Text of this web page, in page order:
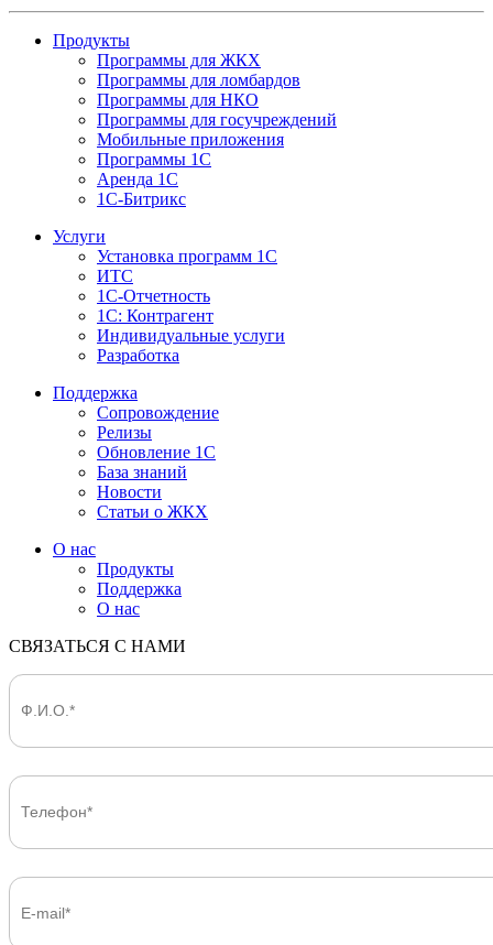
Продукты
Программы для ЖКХ
Программы для ломбардов
Программы для НКО
Программы для госучреждений
Мобильные приложения
Программы 1С
Аренда 1С
1С-Битрикс
Услуги
Установка программ 1С
ИТС
1С-Отчетность
1С: Контрагент
Индивидуальные услуги
Разработка
Поддержка
Сопровождение
Релизы
Обновление 1С
База знаний
Новости
Статьи о ЖКХ
О нас
Продукты
Поддержка
О нас
СВЯЗАТЬСЯ С НАМИ